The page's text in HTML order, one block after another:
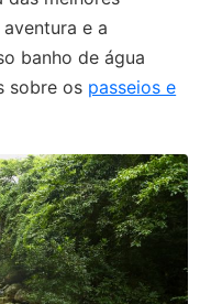
e a
banho de água
sobre os passeios e